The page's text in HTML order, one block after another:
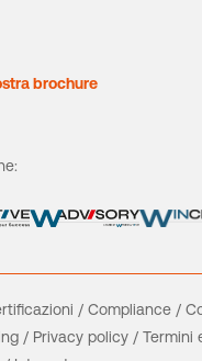
brochure
/Compliance /
/ Privacy policy /Termini